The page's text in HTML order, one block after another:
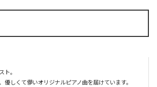
ト。
優しくて儚いオリジナルピアノ曲を届けています。